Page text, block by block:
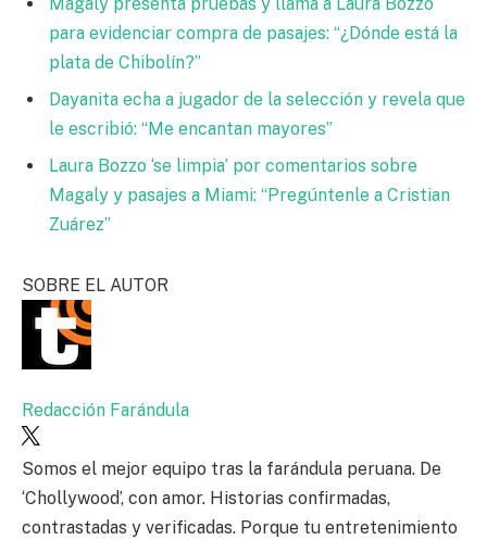
para evidenciar compra de pasajes: “¿Dónde está la
plata de Chibolín?”
Dayanita echa a jugador de la selección y revela que
le escribió: “Me encantan mayores”
Laura Bozzo ‘se limpia’ por comentarios sobre
Magaly y pasajes a Miami: “Pregúntenle a Cristian
Zuárez”
SOBRE EL AUTOR
Redacción Farándula
Somos el mejor equipo tras la farándula peruana. De
‘Chollywood’, con amor. Historias confirmadas,
contrastadas y verificadas. Porque tu entretenimiento